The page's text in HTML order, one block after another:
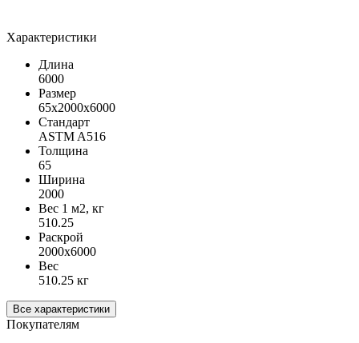
Характеристики
Длина
6000
Размер
65х2000х6000
Стандарт
ASTM A516
Толщина
65
Ширина
2000
Вес 1 м2, кг
510.25
Раскрой
2000х6000
Вес
510.25 кг
Все характеристики
Покупателям